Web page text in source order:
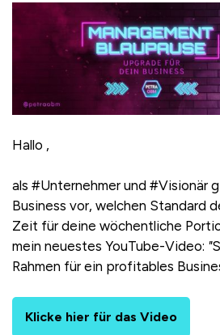
Hallo ,
als #Unternehmer und #Visionär
Business vor, welchen Standard
Zeit für deine wöchentliche
mein neuestes YouTube-Video: "
Rahmen für ein profitables
Klicke hier für das Video